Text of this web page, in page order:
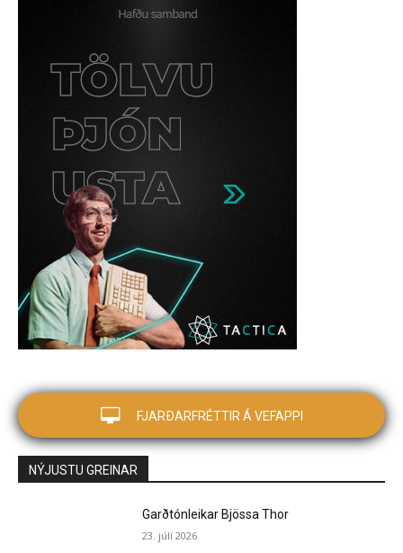
FJARÐARFRÉTTIR Á VEFAPPI
NÝJUSTU GREINAR
Garðtónleikar Bjössa Thor
23. júlí 2026